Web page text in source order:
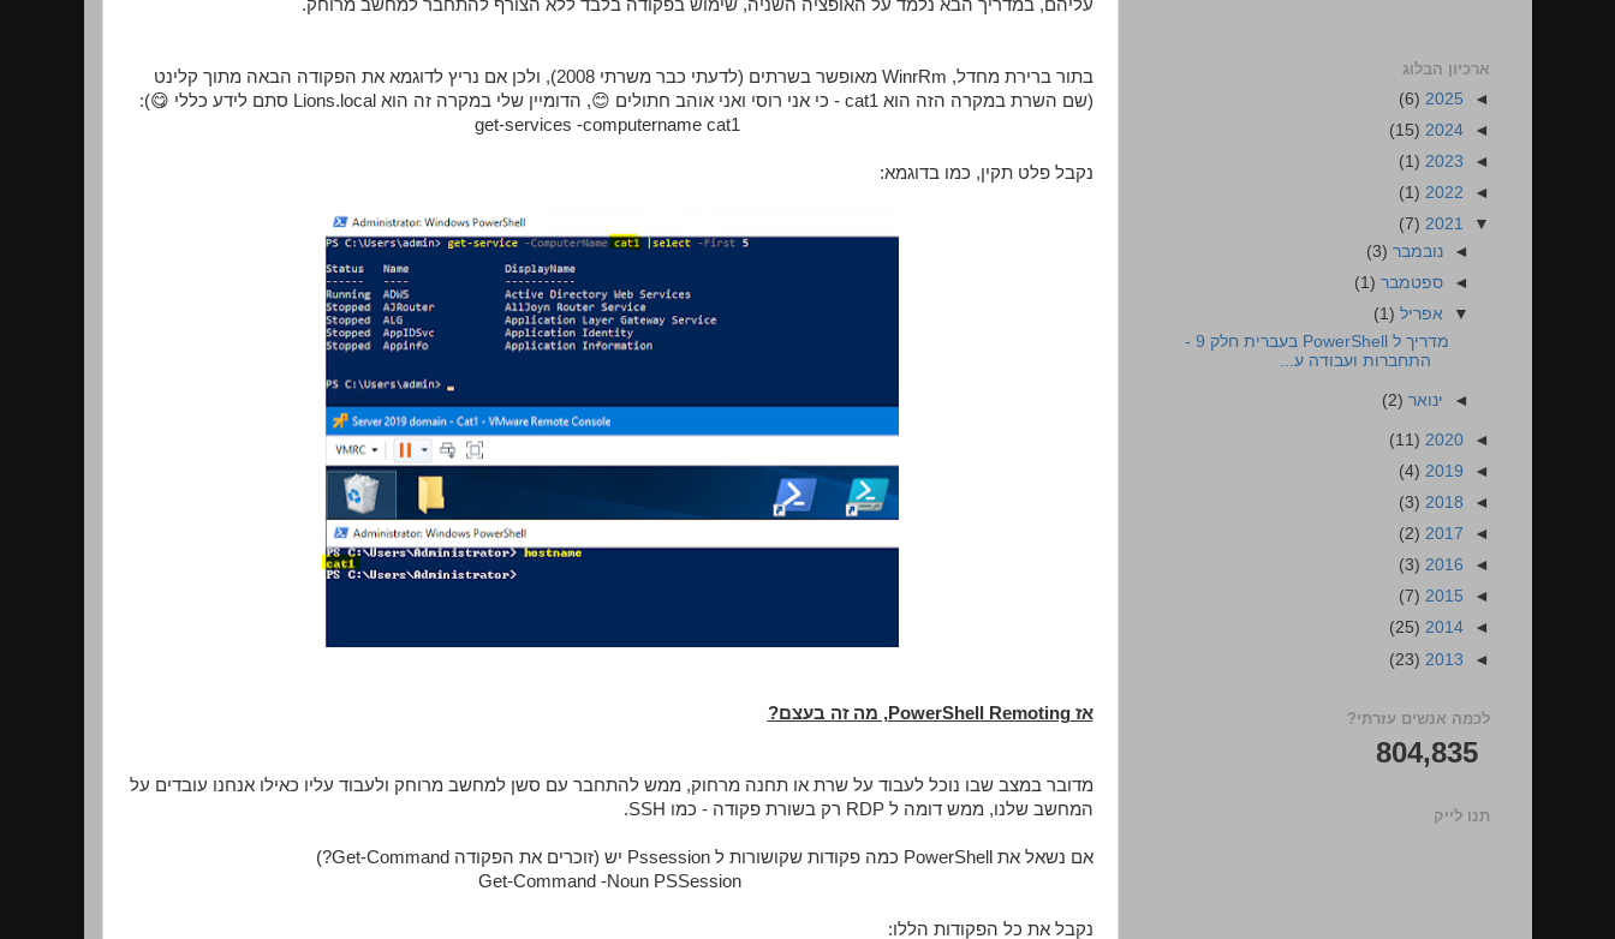
עליהם, במדריך הבא נלמד על האופציה השניה, שימוש בפקודה בלבד ללא הצורף להתחבר למחשב מרוחק.
בתור ברירת מחדל, WinrRm מאופשר בשרתים (לדעתי כבר משרתי 2008), ולכן אם נריץ לדוגמא את הפקודה הבאה מתוך קלינט
(שם השרת במקרה הזה הוא cat1 - כי אני רוסי ואני אוהב חתולים 😊, הדומיין שלי במקרה זה הוא Lions.local סתם לידע כללי 😋):
נקבל פלט תקין, כמו בדוגמא:
אז PowerShell Remoting, מה זה בעצם?
מדובר במצב שבו נוכל לעבוד על שרת או תחנה מרחוק, ממש להתחבר עם סשן למחשב מרוחק ולעבוד עליו כאילו אנחנו עובדים על
המחשב שלנו, ממש דומה ל RDP רק בשורת פקודה - כמו SSH.
אם נשאל את PowerShell כמה פקודות שקושורות ל Pssession יש (זוכרים את הפקודה Get-Command?)
Get-Command -Noun PSSession
נקבל את כל הפקודות הללו:
ארכיון הבלוג
◄
2025
(6)
◄
2024
(15)
◄
2023
(1)
◄
2022
(1)
▼
2021
(7)
◄ נובמבר (3)
◄ ספטמבר (1)
▼ אפריל (1)
מדריך ל PowerShell בעברית חלק 9 -
התחברות ועבודה ע...
◄ ינואר (2)
◄
2020
(11)
◄
2019
(4)
◄
2018
(3)
◄
2017
(2)
◄
2016
(3)
◄
2015
(7)
◄
2014
(25)
◄
2013
(23)
לכמה אנשים עזרתי?
804,835
תנו לייק